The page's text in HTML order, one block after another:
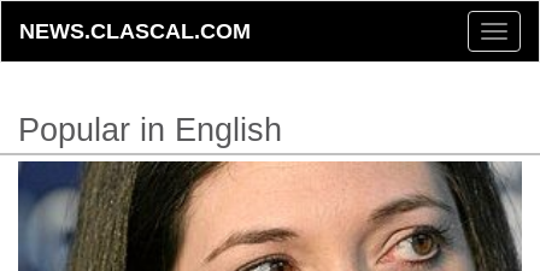
Toggle
NEWS.CLASCAL.COM
Popular in English